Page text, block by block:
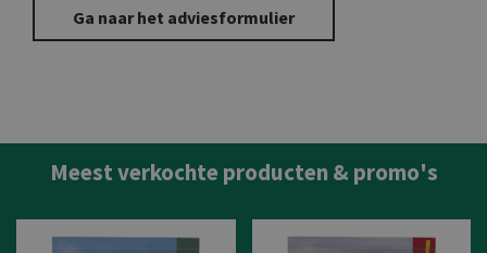
Ga naar het adviesformulier
Meest verkochte producten & promo's